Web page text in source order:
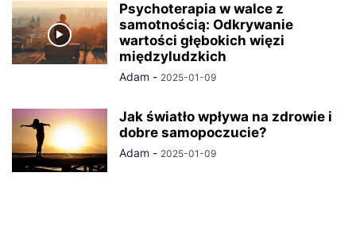
Psychoterapia w walce z
samotnością: Odkrywanie
wartości głębokich więzi
międzyludzkich
Adam - 2025-01-09
Jak światło wpływa na zdrowie i
dobre samopoczucie?
Adam - 2025-01-09